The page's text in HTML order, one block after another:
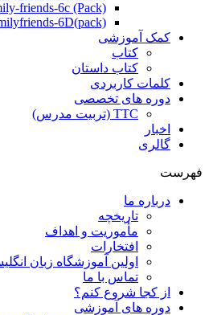
friends-6c (Pack)
6D(pack)
کمک آموزشی
کتاب
کتاب داستان
کلمات کاربردی
دوره های تخصصی
TTC (تربیت مدرس)
اخبار
گالری
فهرست
درباره ما
تاریخچه
مأموریت و اهداف
افتخارات
اولین آموزشگاه زبان
تماس با ما
از کجا شروع کنم؟
دوره های آموزشی